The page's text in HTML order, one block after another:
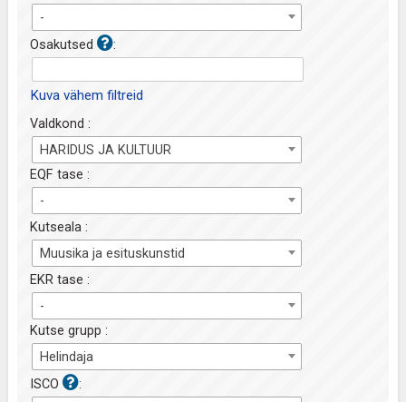
-
Osakutsed
:
Kuva vähem filtreid
Valdkond :
HARIDUS JA KULTUUR
EQF tase :
-
Kutseala :
Muusika ja esituskunstid
EKR tase :
-
Kutse grupp :
Helindaja
ISCO
: